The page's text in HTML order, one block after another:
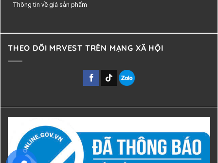
Thông tin về giá sản phẩm
THEO DÕI MRVEST TRÊN MẠNG XÃ HỘI